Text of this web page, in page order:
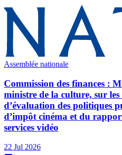
Assemblée nationale
Commission des finances :
ministre de la culture, sur
d’évaluation des politiques
d’impôt cinéma et du
services vidéo
22 Jul 2026